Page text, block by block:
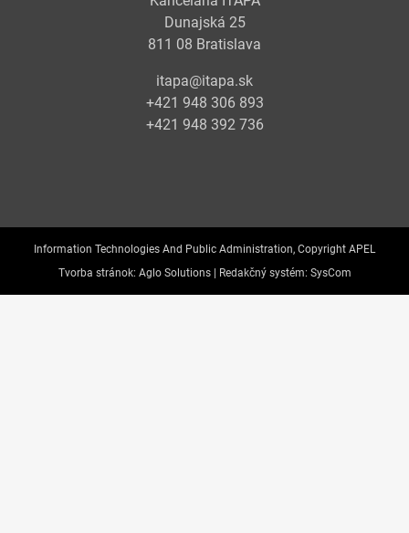
Dunajská 25
811 08 Bratislava
itapa@itapa.sk
+421 948 306 893
+421 948 392 736
Information Technologies And Public Administration, Copyright APEL
Tvorba stránok: Aglo Solutions | Redakčný systém: SysCom